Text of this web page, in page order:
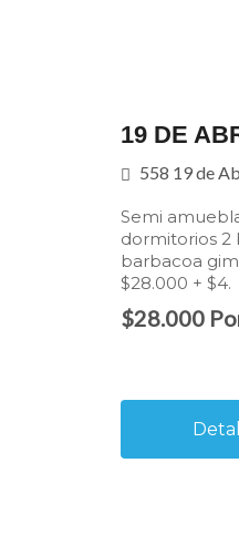
558 19 de
Semi
dormitorios 2
barbacoa
$28.000 + $4.
$28.000